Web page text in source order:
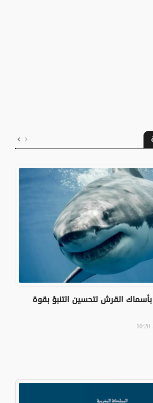
القرش لتحسين التنبؤ بقوة